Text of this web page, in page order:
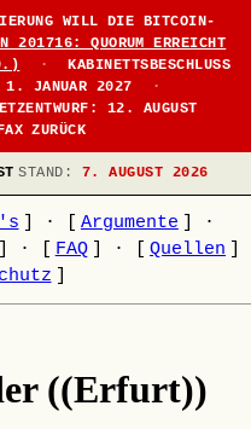
WILL DIE BITCOIN-
201716: QUORUM ERREICHT
·
KABINETTSBESCHLUSS
JANUAR 2027
·
12. AUGUST
ZURÜCK
STAND: 7. AUGUST 2026
· Argumente
·
· FAQ · Quellen
((Erfurt))